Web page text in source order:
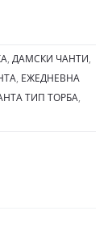
, ДАМСКИ ЧАНТИ,
, ЕЖЕДНЕВНА
ТИП ТОРБА,